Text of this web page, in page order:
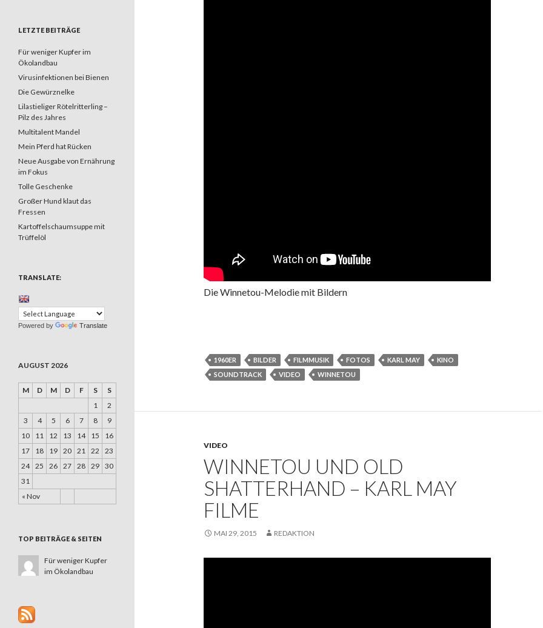
Die Winnetou-Melodie mit Bildern
1960ER BILDER FILMMUSIK FOTOS KARL MAY
KINO
SOUNDTRACK
VIDEO WINNETOU
VIDEO
WINNETOU UND OLD
SHATTERHAND – KARL MAY
FILME
MAI 29, 2015 REDAKTION
LETZTE BEITRÄGE
Für weniger Kupfer im
Ökolandbau
Virusinfektionen bei Bienen
Die Gewürznelke
Lilastieliger Rötelritterling –
Pilz des Jahres
Multitalent Mandel
Mein Pferd hat Rücken
Neue Ausgabe von Ernährung
im Fokus
Tolle Geschenke
Großer Hund klaut das
Fressen
Kartoffelschaumsuppe mit
Trüffelöl
TRANSLATE:
Powered by Translate
AUGUST 2026
M D M D F S S
« Nov
1
2
3
4 5 6 7 8
9
10
11 12 13 14 15
16
17
18 19 20 21 22
23
24 25 26 27 28 29 30
31
TOP BEITRÄGE & SEITEN
Für weniger Kupfer
im Ökolandbau